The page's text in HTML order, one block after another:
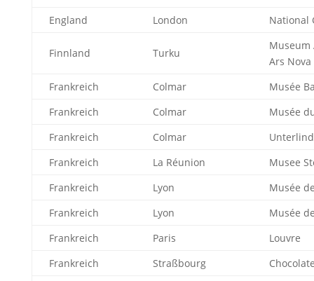
England
London National
Finnland Turku
Museum
Ars Nova
Frankreich
Colmar
Musée
Frankreich
Colmar
Musée
Frankreich
Colmar
Frankreich
La Réunion
Musee
Frankreich
Lyon
Musée
Frankreich
Lyon
Musée
Frankreich
Paris
Louvre
Frankreich
Straßbourg